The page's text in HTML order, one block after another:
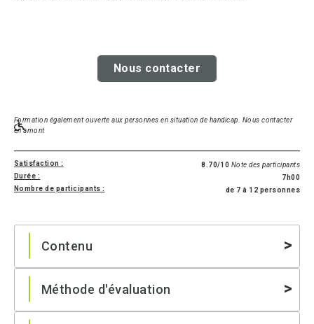
Nous contacter
Formation également ouverte aux personnes en situation de handicap. Nous contacter
en amont
Satisfaction : 8.70/10 Note des participants
Durée :
7h00
Nombre de participants :
de 7 à 12 personnes
Contenu
Méthode d'évaluation